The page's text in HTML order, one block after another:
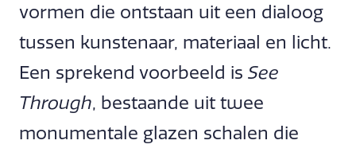
vormen die ontstaan uit een dialoog
tussen kunstenaar, materiaal en licht.
Een sprekend voorbeeld is See
Through, bestaande uit twee
monumentale glazen schalen die